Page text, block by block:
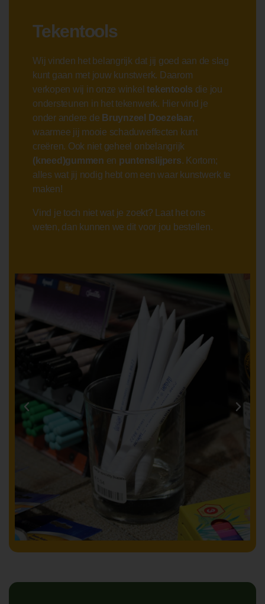
Tekentools
Wij vinden het belangrijk dat jij goed aan de slag
kunt gaan met jouw kunstwerk. Daarom
verkopen wij in onze winkeltekentools die jou
ondersteunen in het tekenwerk. Hier vind je
onder andere de Bruynzeel Doezelaar,
waarmee jij mooie schaduweffecten kunt
creëren. Ook niet geheel onbelangrijk
(kneed)gummen en puntenslijpers. Kortom;
alles wat jij nodig hebt om een waar kunstwerk te
maken!
Vind je toch niet wat je zoekt? Laat het ons
weten, dan kunnen we dit voor jou bestellen.